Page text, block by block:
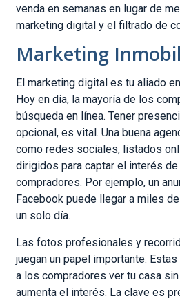
venda en semanas en lugar de
marketing digital y el filtrado de
Marketing
El marketing digital es tu aliado
Hoy en día, la mayoría de los
búsqueda en línea. Tener
opcional, es vital. Una buena
como redes sociales, listados
dirigidos para captar el interés
compradores. Por ejemplo, un
Facebook puede llegar a miles
un solo día.
Las fotos profesionales y
juegan un papel importante.
a los compradores ver tu casa
aumenta el interés. La clave es